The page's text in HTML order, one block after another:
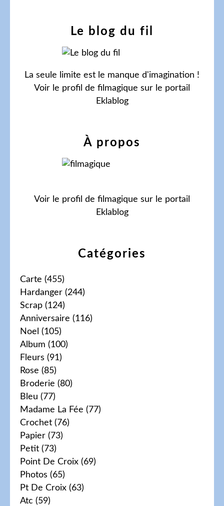
Catégories
Carte (455)
Hardanger (244)
Scrap (124)
Anniversaire (116)
Noel (105)
Album (100)
Fleurs (91)
Rose (85)
Broderie (80)
Bleu (77)
Madame La Fée (77)
Crochet (76)
Papier (73)
Petit (73)
Point De Croix (69)
Photos (65)
Pt De Croix (63)
Atc (59)
Le blog du fil
La seule limite est le manque d'imagination !
Voir le profil de filmagique sur le portail
Eklablog
À propos
Voir le profil de filmagique sur le portail
Eklablog